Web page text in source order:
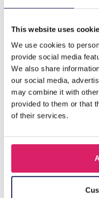
This website uses
We use cookies to
provide social media
We also share
our social media,
may combine it with
provided to them or that
of their services.
Description
D'autres ont acheté